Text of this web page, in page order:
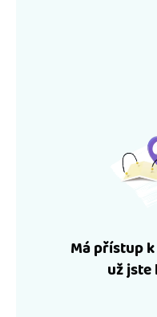
Má přístup
už